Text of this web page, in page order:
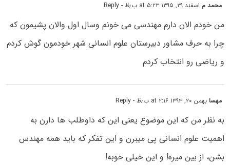
محمد م اسفند ۲۹, ۱۳۹۵ at ۵:۲۳ ب٫ظ - Reply
من خودم الان دارم مهندسی می خونم وسال اول والان پشیمون که
چرا به حرف مشاور دبیرستان علوم انسانی شهر خودمون گوش کردم
و ریاضی رو انتخاب کردم
مهسابهمن ۲۰, ۱۳۹۳ at ۲:۱۶ ب٫ظ - Reply
به نظر من که این موضوع یعنی این که داوطلب ها دارن به
اهمیت علوم انسانی پی میبرن و این تفکر که باید همه مهندس
بشن، از بین میره! و این خیلی خوبه!